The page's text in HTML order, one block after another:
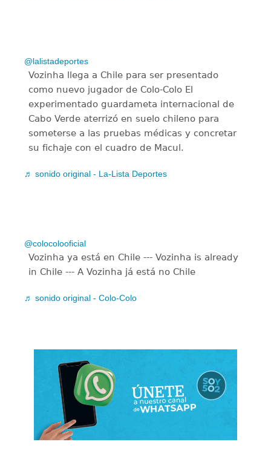
@lalistadeportes
Vozinha llega a Chile para ser presentado
como nuevo jugador de Colo-Colo El
experimentado guardameta internacional de
Cabo Verde aterrizó en suelo chileno para
someterse a las pruebas médicas y concretar
su fichaje con el cuadro de Macul.
♬ sonido original - La-Lista Deportes
@colocolooficial
Vozinha ya está en Chile --- Vozinha is already
in Chile --- A Vozinha já está no Chile
♬ sonido original - Colo-Colo